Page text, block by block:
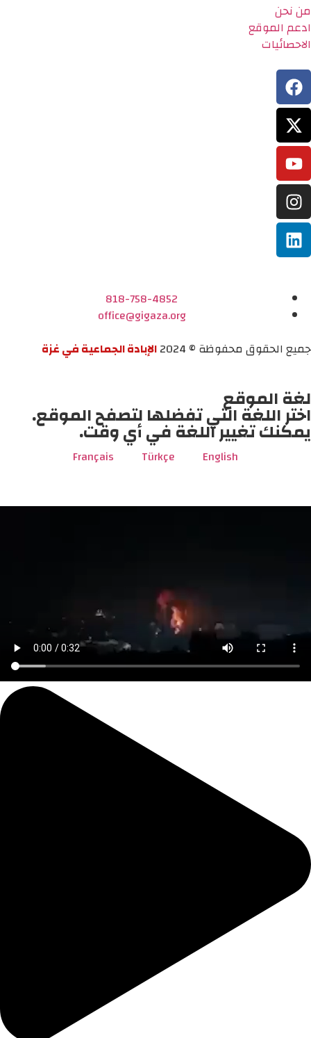
من نحن
ادعم الموقع
الاحصائيات
818-758-4852
office@gigaza.org
جميع الحقوق محفوظة © 2024
الإبادة الجماعية في غزة
لغة الموقع
اختر اللغة التي تفضلها لتصفح الموقع.
يمكنك تغيير اللغة في أي وقت.
English
Türkçe
Français